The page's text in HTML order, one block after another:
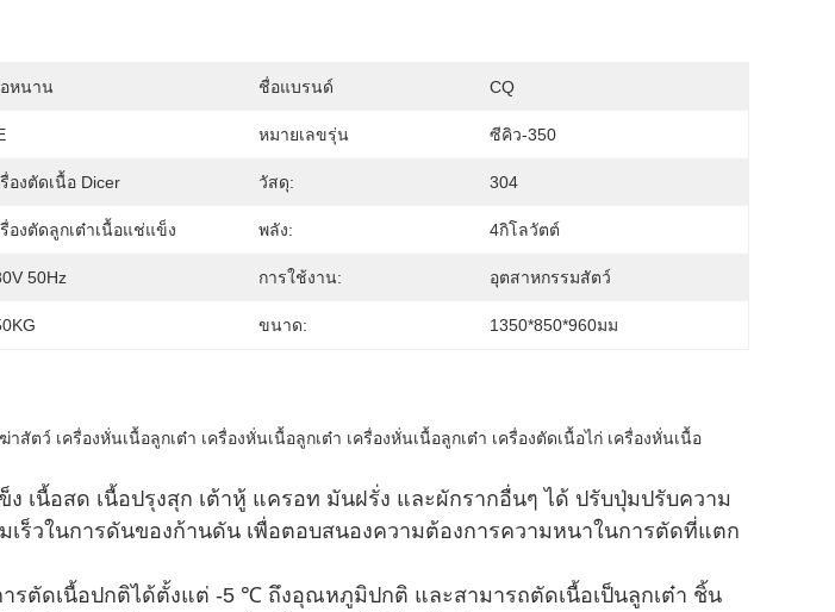
อหนาน ชื่อแบรนด์ CQ
หมายเลขรุ่น ซีคิว-350
องตัดเนื้อ Dicer วัสดุ: 304
รื่องตัดลูกเต๋าเนื้อแช่แข็ง พลัง: 4กิโลวัตต์
50Hz การใช้งาน: อุตสาหกรรมสัตว์
ขนาด: 1350*850*960มม
สัตว์ เครื่องหั่นเนื้อลูกเต๋า เครื่องหั่นเนื้อลูกเต๋า เครื่องหั่นเนื้อลูกเต๋า เครื่องตัดเนื้อไก่ เครื่องหั่นเนื้อ
ง เนื้อสด เนื้อปรุงสุก เต้าหู้ แครอท มันฝรั่ง และผักรากอื่นๆ ได้ ปรับปุ่มปรับความ
เร็วในการดันของก้านดัน เพื่อตอบสนองความต้องการความหนาในการตัดที่แตก
ารตัดเนื้อปกติได้ตั้งแต่ -5 ℃ ถึงอุณหภูมิปกติ และสามารถตัดเนื้อเป็นลูกเต๋า ชิ้น